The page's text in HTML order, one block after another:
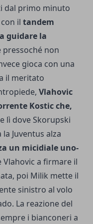
dal primo minuto
il tandem
guidare la
pressoché non
gioca con una
il meritato
Vlahovic
Kostic che,
lì dove Skorupski
Juventus alza
un micidiale uno-
Vlahovic a firmare il
poi Milik mette il
sinistro al volo
La reazione del
i bianconeri a